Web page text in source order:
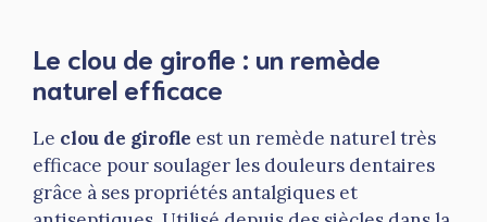
Le clou de girofle : un remède
naturel efficace
Le clou de girofle est un remède naturel très
efficace pour soulager les douleurs dentaires
grâce à ses propriétés antalgiques et